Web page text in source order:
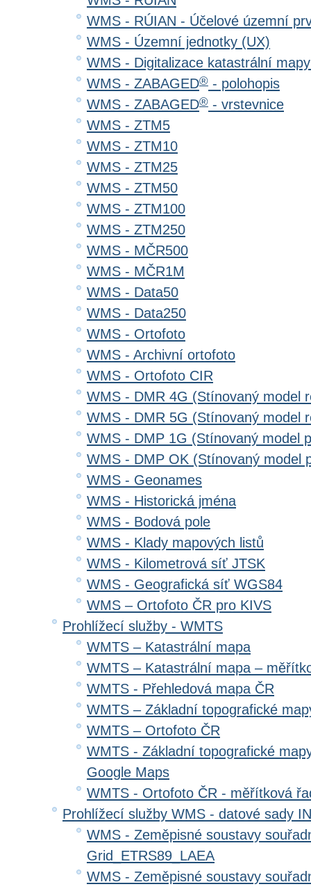
WMS - RÚIAN - Účelové územní
WMS - Územní jednotky (UX)
WMS - Digitalizace katastrální
WMS - ZABAGED® - polohopis
WMS - ZABAGED® - vrstevnice
WMS - ZTM5
WMS - ZTM10
WMS - ZTM25
WMS - ZTM50
WMS - ZTM100
WMS - ZTM250
WMS - MČR500
WMS - MČR1M
WMS - Data50
WMS - Data250
WMS - Ortofoto
WMS - Archivní ortofoto
WMS - Ortofoto CIR
WMS - DMR 4G (Stínovaný model
WMS - DMR 5G (Stínovaný model
WMS - DMP 1G (Stínovaný model
WMS - DMP OK (Stínovaný model
WMS - Geonames
WMS - Historická jména
WMS - Bodová pole
WMS - Klady mapových listů
WMS - Kilometrová síť JTSK
WMS - Geografická síť WGS84
WMS – Ortofoto ČR pro KIVS
Prohlížecí služby - WMTS
WMTS – Katastrální mapa
WMTS – Katastrální mapa –
WMTS - Přehledová mapa ČR
WMTS – Základní topografické
WMTS – Ortofoto ČR
WMTS - Základní topografické
Google Maps
WMTS - Ortofoto ČR - měřítková
Prohlížecí služby WMS - datové sady
WMS - Zeměpisné soustavy
Grid_ETRS89_LAEA
WMS - Zeměpisné soustavy